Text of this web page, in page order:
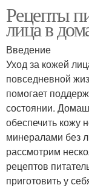
Рецепты
лица в
Введение
Уход за кожей
повседневной
помогает
состоянии.
обеспечить кожу
минералами без
рассмотрим
рецептов
приготовить у